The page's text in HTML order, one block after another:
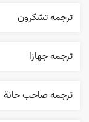
ترجمه تشکرون
ترجمه جهازا
ترجمه صاحب حانة